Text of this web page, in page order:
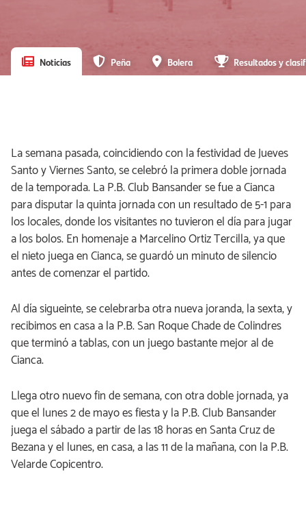
Noticias Peña Bolera Resultados y
La semana pasada, coincidiendo con la festividad de Jueves
Santo y Viernes Santo, se celebró la primera doble jornada
de la temporada. La P.B. Club Bansander se fue a Cianca
para disputar la quinta jornada con un resultado de 5-1 para
los locales, donde los visitantes no tuvieron el día para jugar
a los bolos. En homenaje a Marcelino Ortiz Tercilla, ya que
el nieto juega en Cianca, se guardó un minuto de silencio
antes de comenzar el partido.
Al día sigueinte, se celebrarba otra nueva joranda, la sexta, y
recibimos en casa a la P.B. San Roque Chade de Colindres
que terminó a tablas, con un juego bastante mejor al de
Cianca.
Llega otro nuevo fin de semana, con otra doble jornada, ya
que el lunes 2 de mayo es fiesta y la P.B. Club Bansander
juega el sábado a partir de las 18 horas en Santa Cruz de
Bezana y el lunes, en casa, a las 11 de la mañana, con la P.B.
Velarde Copicentro.